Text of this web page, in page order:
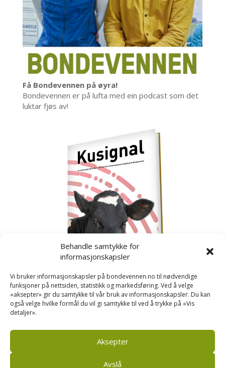
Behandle samtykke for
informasjonskapsler
Vi bruker informasjonskapsler på bondevennen.no til nødvendige
funksjoner på nettsiden, statistikk og markedsføring. Ved å velge
«aksepter» gir du samtykke til vår bruk av informasjonskapsler. Du kan
også velge hvilke formål du vil gi samtykke til ved å trykke på «Vis
detaljer».
Aksepter
Avslå
Få Bondevennen på øyra!
Bondevennen er på lufta med ein podcast som det
luktar fjøs av!
Kusignal